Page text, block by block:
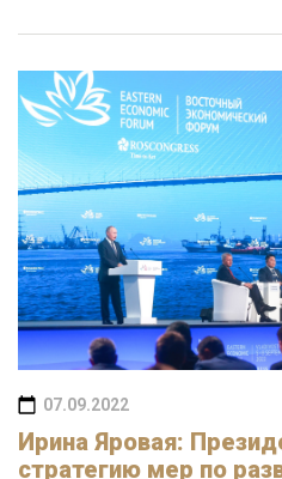
07.09.2022
Ирина Яровая:
стратегию мер по